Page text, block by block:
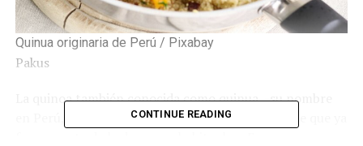
Quinua originaria de Perú / Pixabay
Pakus
La quinoa también conocida como quinua, -su nombre
en Perú, de donde es originaria- es un ingrediente que ya
CONTINUE READING